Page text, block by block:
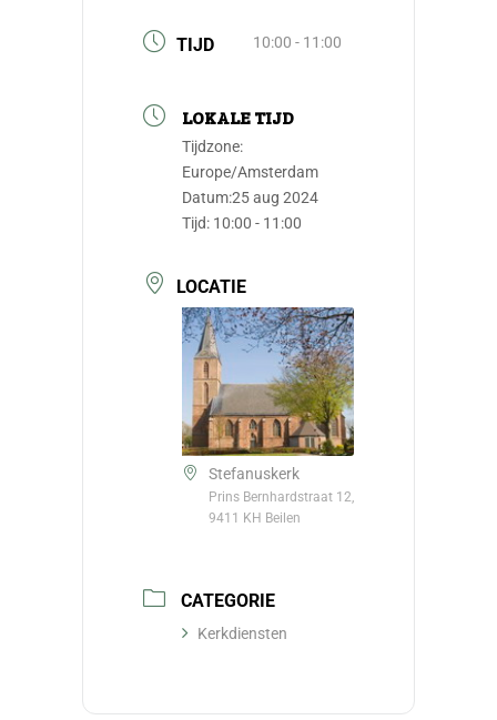
TIJD 10:00 - 11:00
LOKALE TIJD
Tijdzone:
Europe/Amsterdam
Datum:25 aug 2024
Tijd: 10:00 - 11:00
LOCATIE
Stefanuskerk
Prins Bernhardstraat 12,
9411 KH Beilen
CATEGORIE
Kerkdiensten